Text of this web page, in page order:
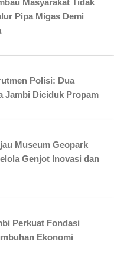
Pipa Migas Demi
Polisi: Dua
Jambi Diciduk Propam
Museum Geopark
Genjot Inovasi dan
Perkuat Fondasi
Ekonomi